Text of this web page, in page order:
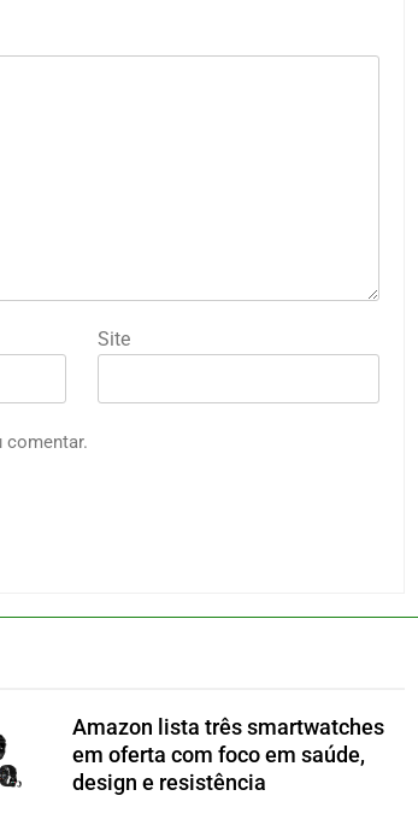
Site
comentar.
Amazon lista três smartwatches
em oferta com foco em saúde,
design e resistência